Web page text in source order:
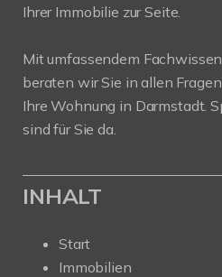
Ihrer Immobilie zur Seite.
Mit umfassendem
beraten wir Sie in allen
Ihre Wohnung in Darmstadt.
sind für Sie da.
INHALT
Start
Immobilien